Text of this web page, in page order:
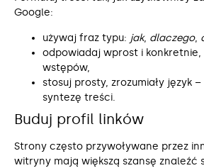
Google:
używaj fraz typu: jak, dlaczego,
odpowiadaj wprost i konkretnie,
wstępów,
stosuj prosty, zrozumiały język –
syntezę treści.
Buduj profil linków
Strony często przywoływane przez
witryny mają większą szansę znaleźć